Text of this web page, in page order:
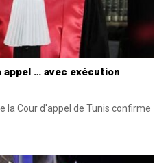
appel … avec exécution
la Cour d'appel de Tunis confirme